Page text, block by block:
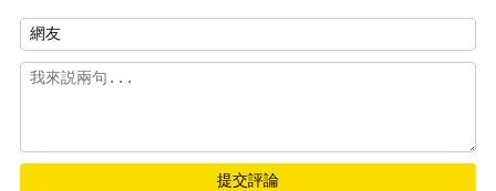
提交評論